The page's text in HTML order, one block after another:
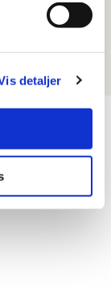
detaljer